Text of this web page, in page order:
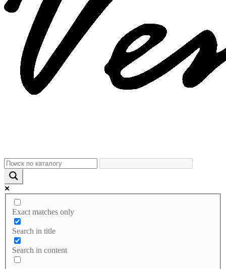
Exact matches only
Search in title
Search in content